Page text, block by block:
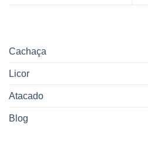
Cachaça
Licor
Atacado
Blog